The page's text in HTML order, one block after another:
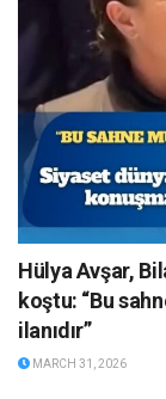
Hülya Avşar,
koştu: “Bu
ilanıdır”
MARCH 31, 2026